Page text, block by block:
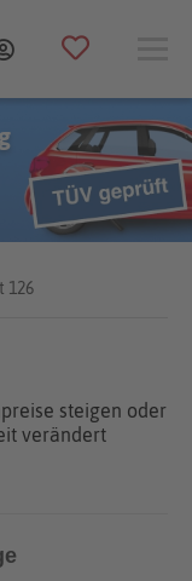
126
steigen oder
verändert